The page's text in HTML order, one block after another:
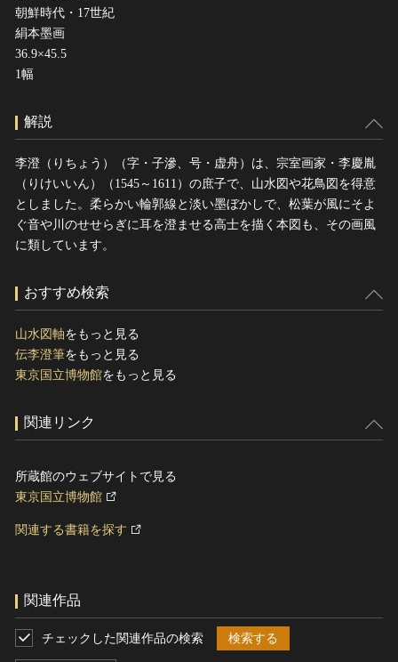
朝鮮時代・17世紀
絹本墨画
36.9×45.5
1幅
解説
李澄（りちょう）（字・子滲、号・虚舟）は、宗室画家・李慶胤
（りけいいん）（1545～1611）の庶子で、山水図や花鳥図を得意
としました。柔らかい輪郭線と淡い墨ぼかしで、松葉が風にそよ
ぐ音や川のせせらぎに耳を澄ませる高士を描く本図も、その画風
に類しています。
おすすめ検索
山水図軸をもっと見る
伝李澄筆をもっと見る
東京国立博物館をもっと見る
関連リンク
所蔵館のウェブサイトで見る
東京国立博物館
関連する書籍を探す
関連作品
チェックした関連作品の検索 検索する